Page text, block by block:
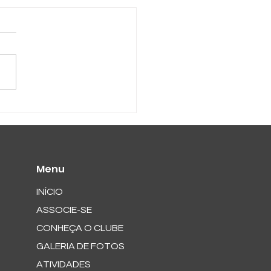
Menu
INÍCIO
ASSOCIE-SE
CONHEÇA O CLUBE
GALERIA DE FOTOS
ATIVIDADES